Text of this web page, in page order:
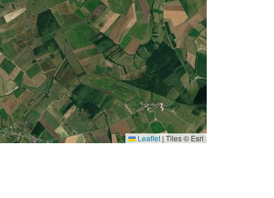
Leaflet | Tiles © Esri